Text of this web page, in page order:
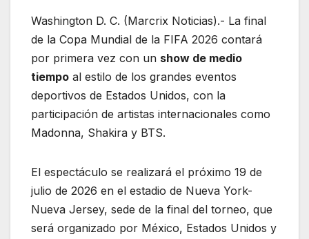
Washington D. C. (Marcrix Noticias).- La final
de la Copa Mundial de la FIFA 2026 contará
por primera vez con un show de medio
tiempo al estilo de los grandes eventos
deportivos de Estados Unidos, con la
participación de artistas internacionales como
Madonna, Shakira y BTS.
El espectáculo se realizará el próximo 19 de
julio de 2026 en el estadio de Nueva York-
Nueva Jersey, sede de la final del torneo, que
será organizado por México, Estados Unidos y